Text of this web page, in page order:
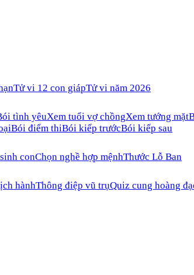
Tử vi 12 con giápTử vi năm 2026
tình yêuXem tuổi vợ chồngXem tướng mặt
Bói điểm thiBói kiếp trướcBói kiếp sau
conChọn nghề hợp mệnhThước Lỗ Ban
hànhThông điệp vũ trụQuiz cung hoàng